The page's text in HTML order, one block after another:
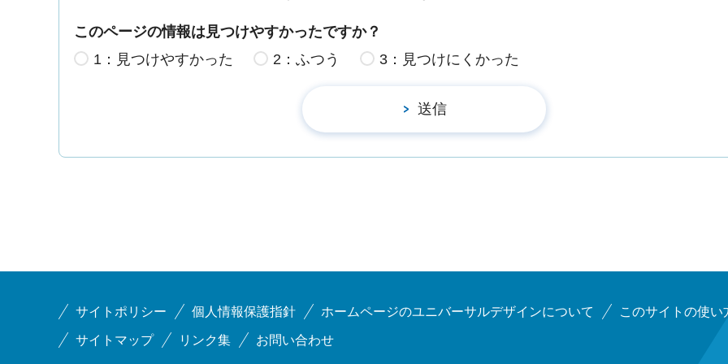
このページの情報は見つけやすかったですか？
1：見つけやすかった
2：ふつう 3：見つけにくかった
サイトポリシー 個人情報保護指針 ホームページのユニバーサルデザインについて このサイトの使い
サイトマップ リンク集 お問い合わせ